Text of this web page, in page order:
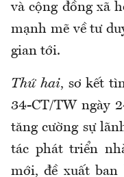
và cộng đồng xã
mạnh mẽ về tư
gian tới.
Thứ hai, sơ kết
34-CT/TW ngày
tăng cường sự
tác phát triển
mới, đề xuất ban